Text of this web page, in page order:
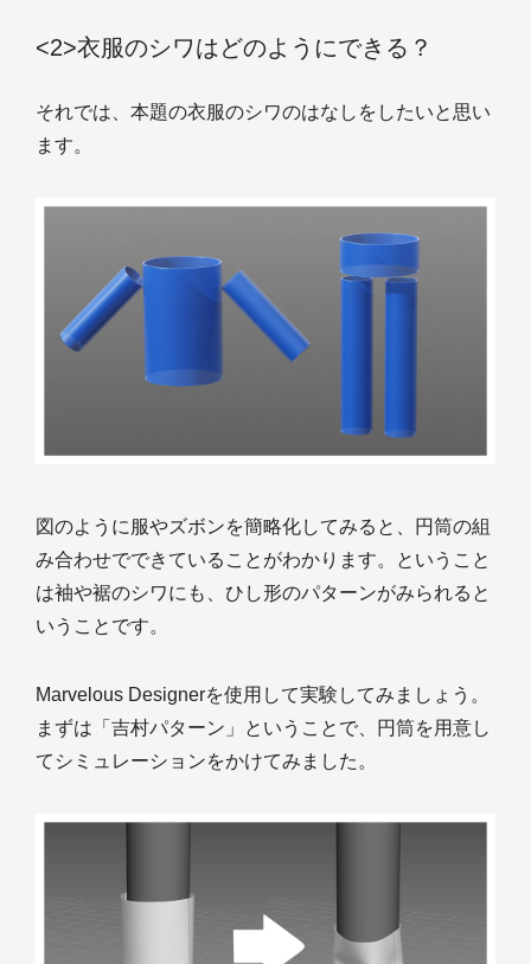
<2>衣服のシワはどのようにできる？
それでは、本題の衣服のシワのはなしをしたいと思い
ます。
図のように服やズボンを簡略化してみると、円筒の組
み合わせでできていることがわかります。ということ
は袖や裾のシワにも、ひし形のパターンがみられると
いうことです。
Marvelous Designerを使用して実験してみましょう。
まずは「吉村パターン」ということで、円筒を用意し
てシミュレーションをかけてみました。